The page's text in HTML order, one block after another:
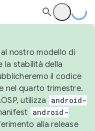
nostro modello di
la stabilità della
il codice
nel quarto trimestre.
utilizza
android-
android-
alla release